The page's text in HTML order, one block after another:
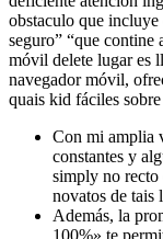
obstaculo que
seguro” “que contine
móvil delete lugar es
navegador móvil,
quais kid fáciles
Con mi amplia
constantes y
simply no recto
novatos de tais
Además, la
100%» te